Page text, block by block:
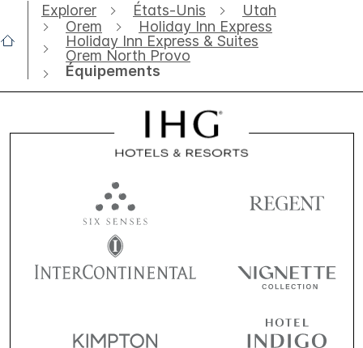
Explorer États-Unis
Utah
Orem
Holiday Inn Express
Holiday Inn Express & Suites
Orem North Provo
Équipements